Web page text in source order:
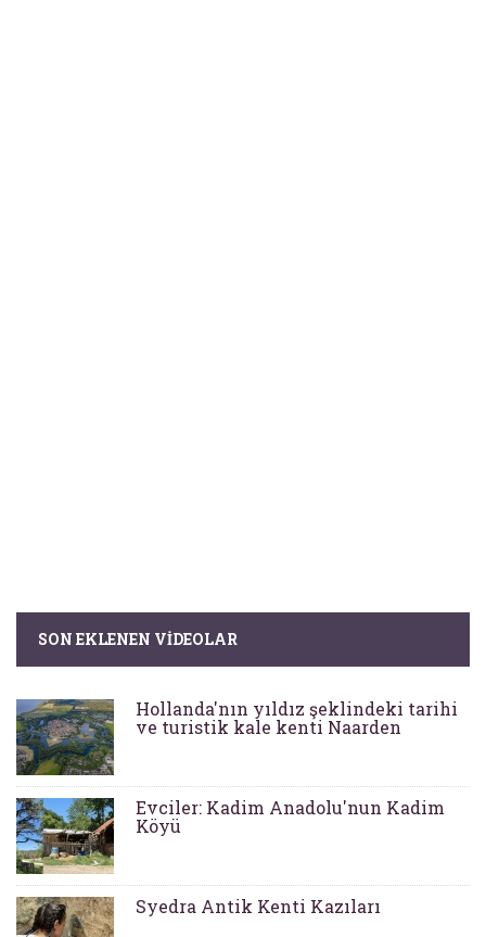
SON EKLENEN VIDEOLAR
Hollanda'nın yıldız şeklindeki tarihi
ve turistik kale kenti Naarden
Evciler: Kadim Anadolu'nun Kadim
Köyü
Syedra Antik Kenti Kazıları